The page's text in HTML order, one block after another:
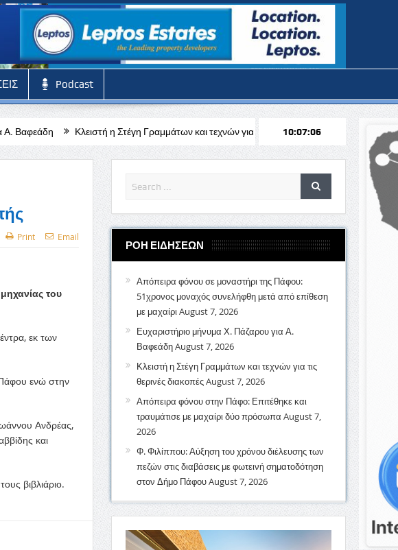
Podcast
η Στέγη Γραμμάτων και τεχνών για τις θερινές διακοπές Απόπειρα φόνου στην Πάφο:
10:07:08
Print Email
του
εκ των
ενώ στην
Ανδρέας,
και
βιβλιάριο.
ΡΟΗ ΕΙΔΗΣΕΩΝ
Απόπειρα φόνου σε μοναστήρι της Πάφου:
51χρονος μοναχός συνελήφθη μετά από επίθεση
με μαχαίριAugust 7, 2026
Ευχαριστήριο μήνυμα Χ. Πάζαρου για Α.
ΒαφεάδηAugust 7, 2026
Κλειστή η Στέγη Γραμμάτων και τεχνών για τις
θερινές διακοπέςAugust 7, 2026
Απόπειρα φόνου στην Πάφο: Επιτέθηκε και
τραυμάτισε με μαχαίρι δύο πρόσωπα August 7,
2026
Φ. Φιλίππου: Αύξηση του χρόνου διέλευσης των
πεζών στις διαβάσεις με φωτεινή σηματοδότηση
στον Δήμο ΠάφουAugust 7, 2026